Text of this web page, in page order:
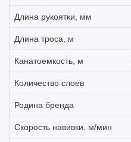
Длина рукоятки, мм
Длина троса, м
Канатоемкость, м
Количество слоев
Родина бренда
Скорость навивки, м/мин